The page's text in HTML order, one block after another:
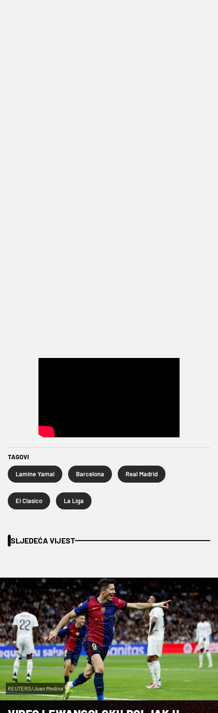
TAGOVI
Lamine Yamal Barcelona Real Madrid
El Clasico La Liga
SLJEDEĆA VIJEST
REUTERS/Juan Medina